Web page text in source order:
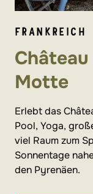
FRANKREICH
Motte
Erlebt das
Pool, Yoga,
viel Raum zum
Sonnentage
den Pyrenäen.